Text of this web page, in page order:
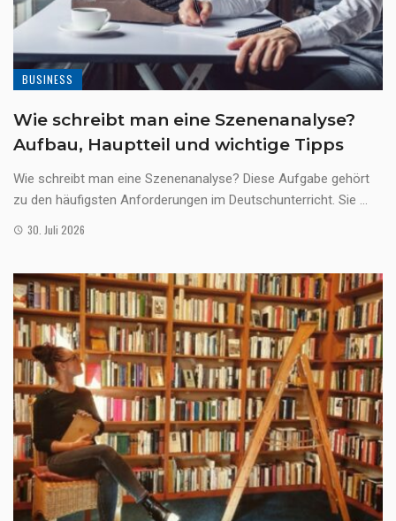
BUSINESS
Wie schreibt man eine Szenenanalyse?
Aufbau, Hauptteil und wichtige Tipps
Wie schreibt man eine Szenenanalyse? Diese Aufgabe gehört
zu den häufigsten Anforderungen im Deutschunterricht. Sie ...
30. Juli 2026